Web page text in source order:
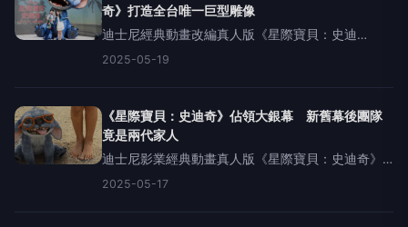
奇》打造全台唯一巨型雕像
迪士尼經典動畫改編真人版《星際寶貝：史迪
奇》，把風靡全球超過20年的超萌外星人「史迪
勢佔領全台。《星際寶貝：史迪奇》今（19）日於
台北鬧區舉辦雕像展覽揭
2025-05-19
《星際寶貝：史迪奇》佔領大銀幕 新舊幕後團隊
竟是兩代家人
迪士尼影業經典動畫真人版《星際寶貝：史迪奇》
將於2025年5月22日（四）佔領大銀幕，今天最新
人新版新舊兩版的幕後團隊竟是兩代家人，完全彰
2025-05-17